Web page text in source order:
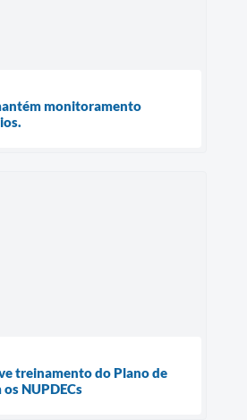
monitoramento
treinamento do Plano de
NUPDECs